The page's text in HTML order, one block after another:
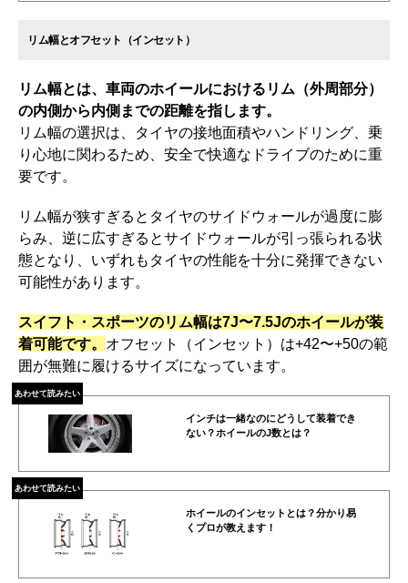
リム幅とオフセット（インセット）
リム幅とは、車両のホイールにおけるリム（外周部分）
の内側から内側までの距離を指します。
リム幅の選択は、タイヤの接地面積やハンドリング、乗
り心地に関わるため、安全で快適なドライブのために重
要です。
リム幅が狭すぎるとタイヤのサイドウォールが過度に膨
らみ、逆に広すぎるとサイドウォールが引っ張られる状
態となり、いずれもタイヤの性能を十分に発揮できない
可能性があります。
スイフト・スポーツのリム幅は7J〜7.5Jのホイールが装
着可能です。 オフセット（インセット）は+42〜+50の範
囲が無難に履けるサイズになっています。
あわせて読みたい
インチは一緒なのにどうして装着でき
ない？ホイールのJ数とは？
あわせて読みたい
ホイールのインセットとは？分かり易
くプロが教えます！